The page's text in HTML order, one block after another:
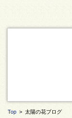
Top > 太陽の花ブログ